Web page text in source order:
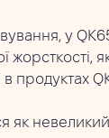
у
жорсткості,
продуктах
як